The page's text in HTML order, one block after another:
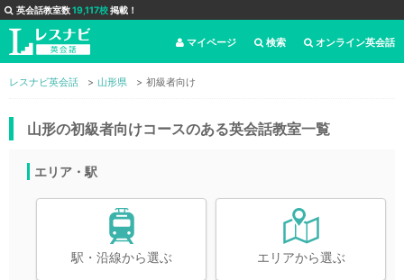
英会話教室数19,117校掲載！
オンライン英会話
検索
マイページ
レスナビ英会話 山形県 初級者向け
山形の初級者向けコースのある英会話教室一覧
エリア・駅
駅・沿線から選ぶ エリアから選ぶ